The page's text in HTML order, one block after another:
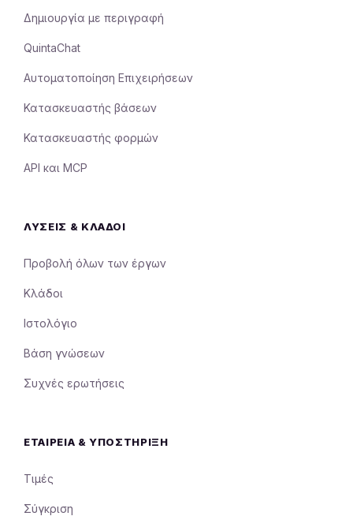
Δημιουργία με περιγραφή
QuintaChat
Αυτοματοποίηση Επιχειρήσεων
Κατασκευαστής βάσεων
Κατασκευαστής φορμών
API και MCP
ΛΎΣΕΙΣ & ΚΛΆΔΟΙ
Προβολή όλων των έργων
Κλάδοι
Ιστολόγιο
Βάση γνώσεων
Συχνές ερωτήσεις
ΕΤΑΙΡΕΊΑ & ΥΠΟΣΤΉΡΙΞΗ
Τιμές
Σύγκριση